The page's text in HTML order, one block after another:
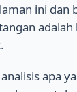
ini dan
apa